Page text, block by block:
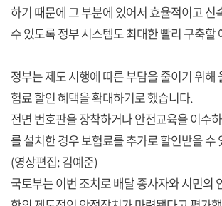
하기 때문에 그 부분에 있어서 효율적이고 신
수 있도록 정부 시스템도 최대한 빨리 구축할
정부는 제도 시행에 따른 부담을 줄이기 위해
험료 할인 혜택을 확대하기로 했습니다.
전면 번호판을 장착하거나 안전교육을 이수
를 설치한 경우 보험료를 추가로 할인받을 수
(영상편집: 김예준)
국토부는 이번 조치로 배달 종사자와 시민의